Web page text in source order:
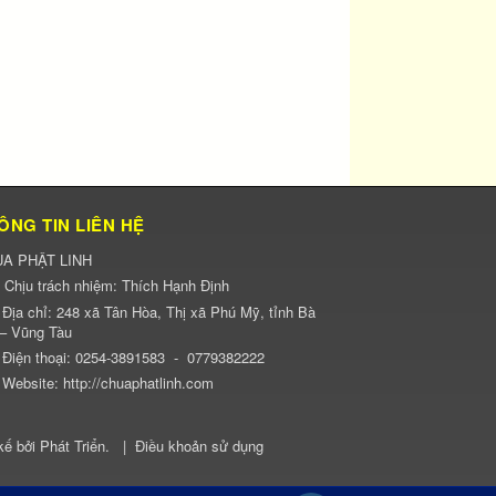
TIN LIÊN HỆ
PHẬT LINH
Chịu trách nhiệm: Thích Hạnh Định
Địa chỉ: 248 xã Tân Hòa, Thị xã Phú Mỹ, tỉnh Bà
Vũng Tàu
Điện thoại: 0254-3891583 - 0779382222
Website: http://chuaphatlinh.com
bởi Phát Triển. | Điều khoản sử dụng